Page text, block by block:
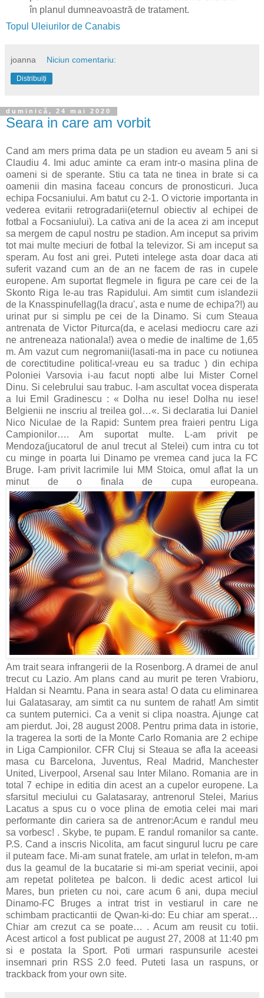
în planul dumneavoastră de tratament.
Topul Uleiurilor de Canabis
joanna Niciun comentariu:
Distribuiți
duminică, 24 mai 2020
Seara in care am vorbit
Cand am mers prima data pe un stadion eu aveam 5 ani si
Claudiu 4. Imi aduc aminte ca eram intr-o masina plina de
oameni si de sperante. Stiu ca tata ne tinea in brate si ca
oamenii din masina faceau concurs de pronosticuri. Juca
echipa Focsaniului. Am batut cu 2-1. O victorie importanta in
vederea evitarii retrogradarii(eternul obiectiv al echipei de
fotbal a Focsaniului). La cativa ani de la acea zi am inceput
sa mergem de capul nostru pe stadion. Am inceput sa privim
tot mai multe meciuri de fotbal la televizor. Si am inceput sa
speram. Au fost ani grei. Puteti intelege asta doar daca ati
suferit vazand cum an de an ne facem de ras in cupele
europene. Am suportat flegmele in figura pe care cei de la
Skonto Riga le-au tras Rapidului. Am simtit cum islandezii
de la Knasspinufellag(la dracu', asta e nume de echipa?!) au
urinat pur si simplu pe cei de la Dinamo. Si cum Steaua
antrenata de Victor Piturca(da, e acelasi mediocru care azi
ne antreneaza nationala!) avea o medie de inaltime de 1,65
m. Am vazut cum negromanii(lasati-ma in pace cu notiunea
de corectitudine politica!-vreau eu sa traduc ) din echipa
Poloniei Varsovia i-au facut nopti albe lui Mister Cornel
Dinu. Si celebrului sau trabuc. I-am ascultat vocea disperata
a lui Emil Gradinescu : « Dolha nu iese! Dolha nu iese!
Belgienii ne inscriu al treilea gol…«. Si declaratia lui Daniel
Nico Niculae de la Rapid: Suntem prea fraieri pentru Liga
Campionilor…. Am suportat multe. L-am privit pe
Mendoza(jucatorul de anul trecut al Stelei) cum intra cu tot
cu minge in poarta lui Dinamo pe vremea cand juca la FC
Bruge. I-am privit lacrimile lui MM Stoica, omul aflat la un
minut de o finala de cupa europeana.
Am trait seara infrangerii de la Rosenborg. A dramei de anul
trecut cu Lazio. Am plans cand au murit pe teren Vrabioru,
Haldan si Neamtu. Pana in seara asta! O data cu eliminarea
lui Galatasaray, am simtit ca nu suntem de rahat! Am simtit
ca suntem puternici. Ca a venit si clipa noastra. Ajunge cat
am pierdut. Joi, 28 august 2008. Pentru prima data in istorie,
la tragerea la sorti de la Monte Carlo Romania are 2 echipe
in Liga Campionilor. CFR Cluj si Steaua se afla la aceeasi
masa cu Barcelona, Juventus, Real Madrid, Manchester
United, Liverpool, Arsenal sau Inter Milano. Romania are in
total 7 echipe in editia din acest an a cupelor europene. La
sfarsitul meciului cu Galatasaray, antrenorul Stelei, Marius
Lacatus a spus cu o voce plina de emotia celei mai mari
performante din cariera sa de antrenor:Acum e randul meu
sa vorbesc! . Skybe, te pupam. E randul romanilor sa cante.
P.S. Cand a inscris Nicolita, am facut singurul lucru pe care
il puteam face. Mi-am sunat fratele, am urlat in telefon, m-am
dus la geamul de la bucatarie si mi-am speriat vecinii, apoi
am repetat politetea pe balcon. Ii dedic acest articol lui
Mares, bun prieten cu noi, care acum 6 ani, dupa meciul
Dinamo-FC Bruges a intrat trist in vestiarul in care ne
schimbam practicantii de Qwan-ki-do: Eu chiar am sperat…
Chiar am crezut ca se poate… . Acum am reusit cu totii.
Acest articol a fost publicat pe august 27, 2008 at 11:40 pm
si e postata la Sport. Poti urmari raspunsurile acestei
insemnari prin RSS 2.0 feed. Puteti lasa un raspuns, or
trackback from your own site.